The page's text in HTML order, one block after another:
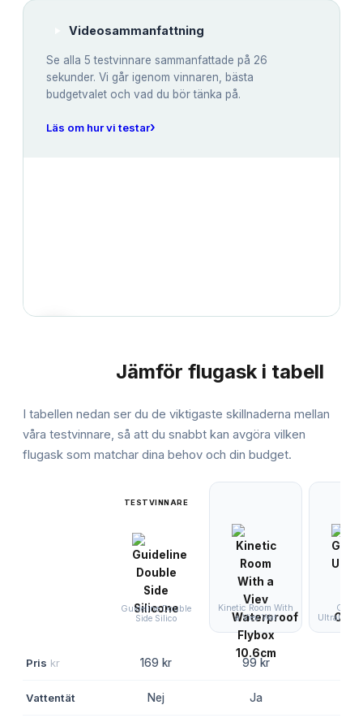
Videosammanfattning
Se alla 5 testvinnare sammanfattade på 26
sekunder. Vi går igenom vinnaren, bästa
budgetvalet och vad du bör tänka på.
Läs om hur vi testar›
Jämför flugask i tabell
I tabellen nedan ser du de viktigaste skillnaderna mellan
våra testvinnare, så att du snabbt kan avgöra vilken
flugask som matchar dina behov och din budget.
TESTVINNARE
Guideline Double
Side Silico
Kinetic Room With
a Viev Wat
Ultralight
Pris kr 169 kr 99 kr
Vattentät Nej Ja